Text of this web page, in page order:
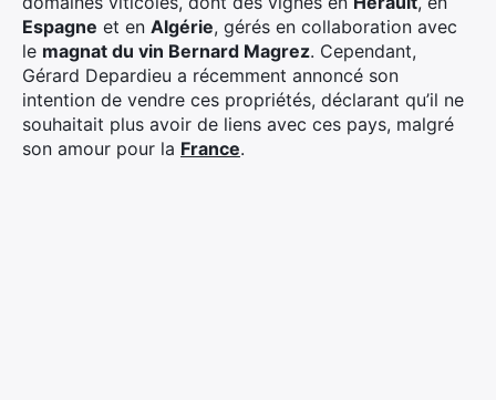
Espagne et en Algérie, gérés en collaboration avec
le magnat du vin Bernard Magrez. Cependant,
Gérard Depardieu a récemment annoncé son
intention de vendre ces propriétés, déclarant qu’il ne
souhaitait plus avoir de liens avec ces pays, malgré
son amour pour la France.